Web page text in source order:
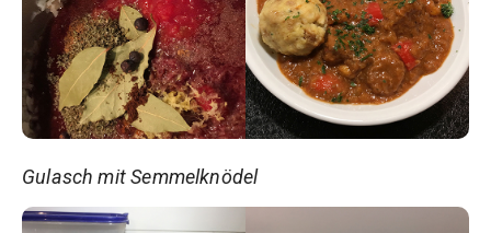
Gulasch mit Semmelknödel